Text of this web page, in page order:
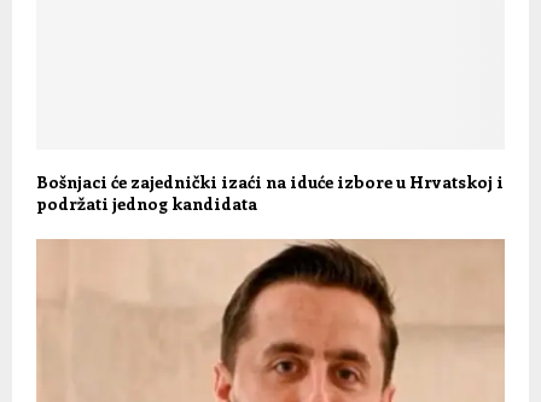
Bošnjaci će zajednički izaći na iduće izbore u Hrvatskoj i
podržati jednog kandidata